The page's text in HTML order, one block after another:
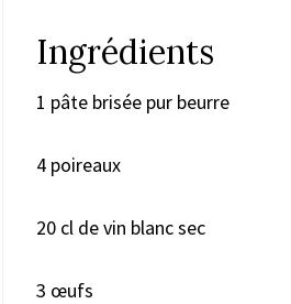
Ingrédients
1 pâte brisée pur beurre
4 poireaux
20 cl de vin blanc sec
3 œufs